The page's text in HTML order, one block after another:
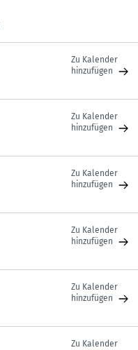
Zu Kalender
hinzufügen
Zu Kalender
hinzufügen
Zu Kalender
hinzufügen
Zu Kalender
hinzufügen
Zu Kalender
hinzufügen
Zu Kalender